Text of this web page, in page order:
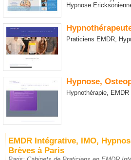
Hypnose
Praticiens EMDR,
Hypnose,
Hypnothérapie,
EMDR Intégrative, IMO,
Brèves à Paris